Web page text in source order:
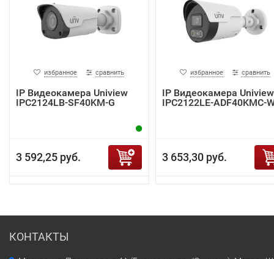
избранное сравнить
IP Видеокамера Uniview
IPC2124LB-SF40KM-G
3 592,25 руб.
избранное сравнить
IP Видеокамера Uniview
IPC2122LE-ADF40KMC-
3 653,30 руб.
КОНТАКТЫ